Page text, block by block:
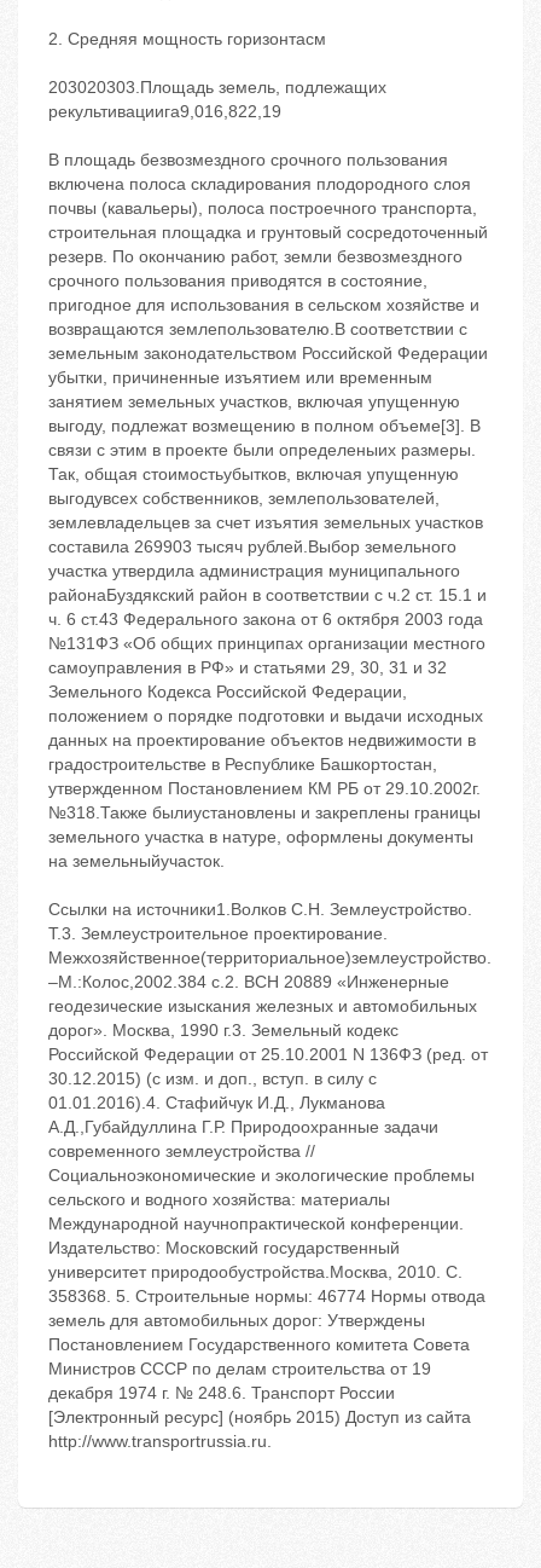
2. Средняя мощность горизонтасм
203020303.Площадь земель, подлежащих
рекультивациига9,016,822,19
В площадь безвозмездного срочного пользования
включена полоса складирования плодородного слоя
почвы (кавальеры), полоса построечного транспорта,
строительная площадка и грунтовый сосредоточенный
резерв. По окончанию работ, земли безвозмездного
срочного пользования приводятся в состояние,
пригодное для использования в сельском хозяйстве и
возвращаются землепользователю.В соответствии с
земельным законодательством Российской Федерации
убытки, причиненные изъятием или временным
занятием земельных участков, включая упущенную
выгоду, подлежат возмещению в полном объеме[3]. В
связи с этим в проекте были определеныих размеры.
Так, общая стоимостьубытков, включая упущенную
выгодувсех собственников, землепользователей,
землевладельцев за счет изъятия земельных участков
составила 269903 тысяч рублей.Выбор земельного
участка утвердила администрация муниципального
районаБуздякский район в соответствии с ч.2 ст. 15.1 и
ч. 6 ст.43 Федерального закона от 6 октября 2003 года
№131ФЗ «Об общих принципах организации местного
самоуправления в РФ» и статьями 29, 30, 31 и 32
Земельного Кодекса Российской Федерации,
положением о порядке подготовки и выдачи исходных
данных на проектирование объектов недвижимости в
градостроительстве в Республике Башкортостан,
утвержденном Постановлением КМ РБ от 29.10.2002г.
№318.Также былиустановлены и закреплены границы
земельного участка в натуре, оформлены документы
на земельныйучасток.
Ссылки на источники1.Волков С.Н. Землеустройство.
Т.3. Землеустроительное проектирование.
Межхозяйственное(территориальное)землеустройство.
–М.:Колос,2002.384 с.2. ВСН 20889 «Инженерные
геодезические изыскания железных и автомобильных
дорог». Москва, 1990 г.3. Земельный кодекс
Российской Федерации от 25.10.2001 N 136ФЗ (ред. от
30.12.2015) (с изм. и доп., вступ. в силу с
01.01.2016).4. Стафийчук И.Д., Лукманова
А.Д.,Губайдуллина Г.Р. Природоохранные задачи
современного землеустройства //
Социальноэкономические и экологические проблемы
сельского и водного хозяйства: материалы
Международной научнопрактической конференции.
Издательство: Московский государственный
университет природообустройства.Москва, 2010. С.
358368. 5. Строительные нормы: 46774 Нормы отвода
земель для автомобильных дорог: Утверждены
Постановлением Государственного комитета Совета
Министров СССР по делам строительства от 19
декабря 1974 г. № 248.6. Транспорт России
[Электронный ресурс] (ноябрь 2015) Доступ из сайта
http://www.transportrussia.ru.